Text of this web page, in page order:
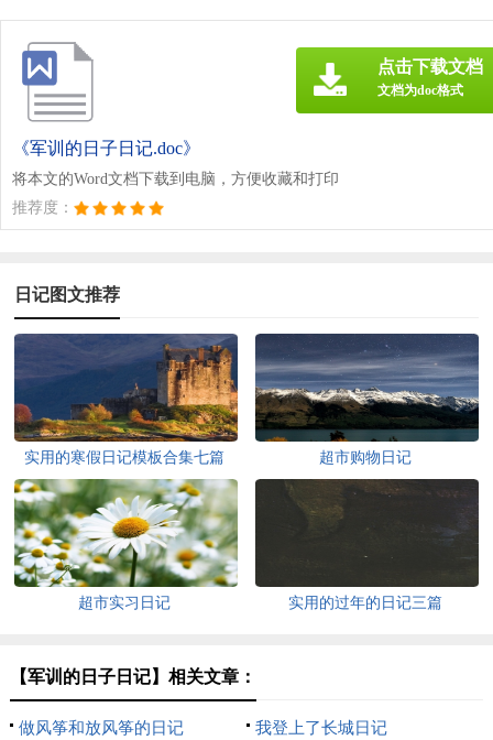
《军训的日子日记.doc》
将本文的Word文档下载到电脑，方便收藏和打印
推荐度：
点击下载文档
文档为doc格式
日记图文推荐
实用的寒假日记模板合集七篇 超市购物日记
超市实习日记 实用的过年的日记三篇
【军训的日子日记】相关文章：
做风筝和放风筝的日记 我登上了长城日记